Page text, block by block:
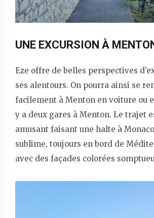
UNE EXCURSION À
Eze offre de belles perspectives
ses alentours. On pourra ainsi se
facilement à Menton en voiture ou
y a deux gares à Menton. Le trajet
amusant faisant une halte à
sublime, toujours en bord de
avec des façades colorées